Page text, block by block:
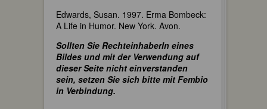
Edwards, Susan. 1997. Erma Bombeck:
A Life in Humor. New York. Avon.
Sollten Sie RechteinhaberIn eines
Bildes und mit der Verwendung auf
dieser Seite nicht einverstanden
sein, setzen Sie sich bitte mit Fembio
in Verbindung.